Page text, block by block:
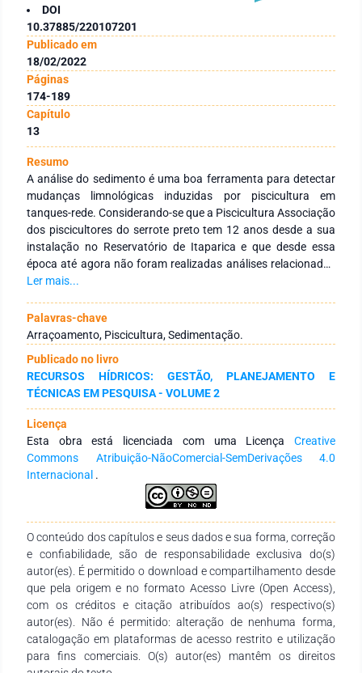
DOI
10.37885/220107201
Publicado em
18/02/2022
Páginas
174-189
Capítulo
13
Resumo
A análise do sedimento é uma boa ferramenta para detectar
mudanças limnológicas induzidas por piscicultura em
tanques-rede. Considerando-se que a Piscicultura Associação
dos piscicultores do serrote preto tem 12 anos desde a sua
instalação no Reservatório de Itaparica e que desde essa
época até agora não foram realizadas análises relacionadas
com o uso e ocupação do solo, torna-se necessário avaliar o
a novembro de 2017 foram realizadas coletas mensais com
instalação de 5 câmaras de sedimentação colocadas ao
longo dos 60 metros da passarela, e instaladas a
aproximadamente 1 metro do fundo. As análises das 5
câmaras utilizadas demonstraram que existe um padrão de
sedimentação da matéria orgânica para os turnos
estudados. Analisando as taxas diárias de sedimentação das
câmaras obteve-se máximo de 3,8518 mg.cm-2/dia, e mínimo
de 0,5842 mg.cm-2/dia, respectivamente para os meses de
maio/2017 e novembro/2017. O maior valor da taxa de
material em suspensão no mês de maio foi de 115,554
(mg.cm-²/mês), observando uma relação diretamente
quantidade de tanques instalados, maior a taxa diária de
material em suspensão que será depositado no fundo do leito
do reservatório. Comparativamente, os valores obtidos no
presente estudo indicam que a hidrodinâmica do sistema
respondeu de forma eficiente ao aporte de material
particulado oriundo do escoamento superficial da bacia
hidrográfica e da carga orgânica do empreendimento, sendo
que não foram detectados valores que alterassem a
Ler mais...
Palavras-chave
Arraçoamento, Piscicultura, Sedimentação.
Publicado no livro
RECURSOS HÍDRICOS: GESTÃO, PLANEJAMENTO E
TÉCNICAS EM PESQUISA - VOLUME 2
Licença
Esta obra está licenciada com uma Licença Creative
Commons Atribuição-NãoComercial-SemDerivações 4.0
Internacional .
O conteúdo dos capítulos e seus dados e sua forma, correção
e confiabilidade, são de responsabilidade exclusiva do(s)
autor(es). É permitido o download e compartilhamento desde
que pela origem e no formato Acesso Livre (Open Access),
com os créditos e citação atribuídos ao(s) respectivo(s)
autor(es). Não é permitido: alteração de nenhuma forma,
catalogação em plataformas de acesso restrito e utilização
para fins comerciais. O(s) autor(es) mantêm os direitos